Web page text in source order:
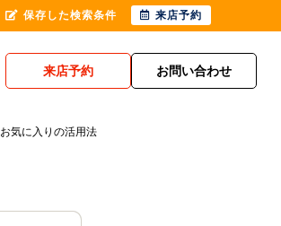
来店予約 お問い合わせ
お気に入りの活用法
保存した検索条件 来店予約